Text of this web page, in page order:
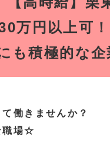
万円以上可
も積極的な
働きませんか？
職場☆